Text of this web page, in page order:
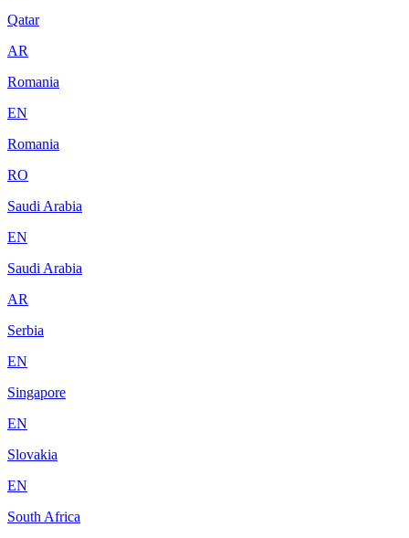
Qatar
AR
Romania
EN
Romania
RO
Saudi Arabia
EN
Saudi Arabia
AR
Serbia
EN
Singapore
EN
Slovakia
EN
South Africa